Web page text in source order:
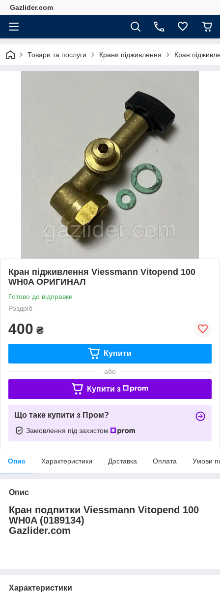
Gazlider.com
Товари та послуги Крани підживлення Кран
Кран підживлення Viessmann Vitopend 100
WH0A ОРИГИНАЛ
Готово до відправки
Роздріб
400 ₴
Купити
або
Купити з
Що таке купити з Пром?
Замовлення під захистом
Опис Характеристики Доставка Оплата Умови
Опис
Кран подпитки Viessmann Vitopend 100
WH0A (0189134)
Gazlider.com
Характеристики